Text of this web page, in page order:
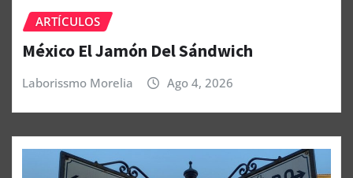
ARTÍCULOS
México El Jamón Del Sándwich
Laborissmo Morelia Ago 4, 2026